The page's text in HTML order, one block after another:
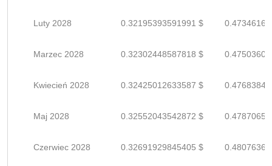
Luty 2028 0.32195393591991 $
Marzec 2028 0.32302448587818 $
Kwiecień 2028 0.32425012633587 $
Maj 2028 0.32552043542872 $
Czerwiec 2028 0.32691929845405 $